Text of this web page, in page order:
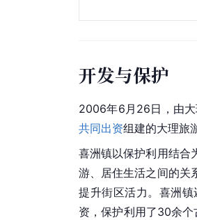
开发与保护
2006年6月26日，由
共同出资组建的大理旅
喜洲镇以保护利用结合
游、居住生活之间的关
提升街区活力。喜洲
资，保护利用了30余